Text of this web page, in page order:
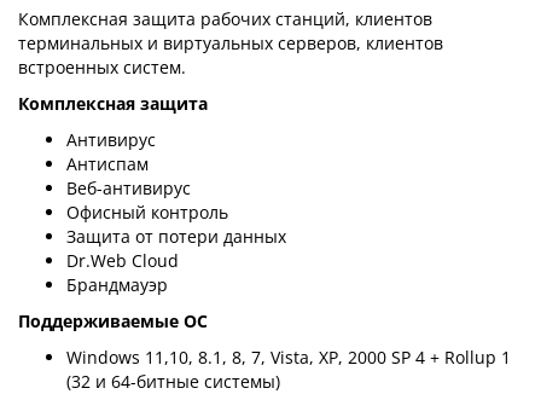
Комплексная защита рабочих станций, клиентов
терминальных и виртуальных серверов, клиентов
встроенных систем.
Комплексная защита
Антивирус
Антиспам
Веб-антивирус
Офисный контроль
Защита от потери данных
Dr.Web Cloud
Брандмауэр
Поддерживаемые ОС
Windows 11,10, 8.1, 8, 7, Vista, XP, 2000 SP 4 + Rollup 1
(32 и 64-битные системы)